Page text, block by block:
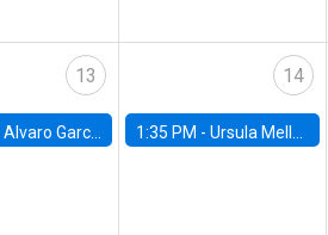
13
Alvaro Garcia-Marin, Universidad de Los Andes
14
1:35 PM -Ursula Mello, Insper - Institute of Education and Research